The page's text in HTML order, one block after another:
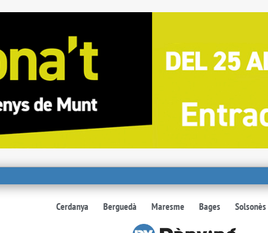
Cerdanya Berguedà Maresme Bages Solsonès